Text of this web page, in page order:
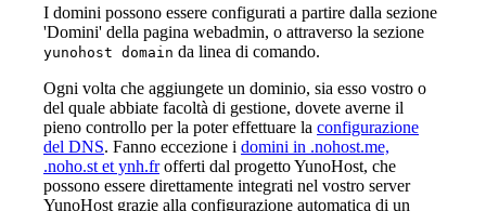
I domini possono essere configurati a partire dalla sezione
'Domini' della pagina webadmin, o attraverso la sezione
yunohost domain da linea di comando.
Ogni volta che aggiungete un dominio, sia esso vostro o
del quale abbiate facoltà di gestione, dovete averne il
pieno controllo per la poter effettuare la configurazione
del DNS. Fanno eccezione i domini in .nohost.me,
.noho.st et ynh.frofferti dal progetto YunoHost, che
possono essere direttamente integrati nel vostro server
YunoHost grazie alla configurazione automatica di un